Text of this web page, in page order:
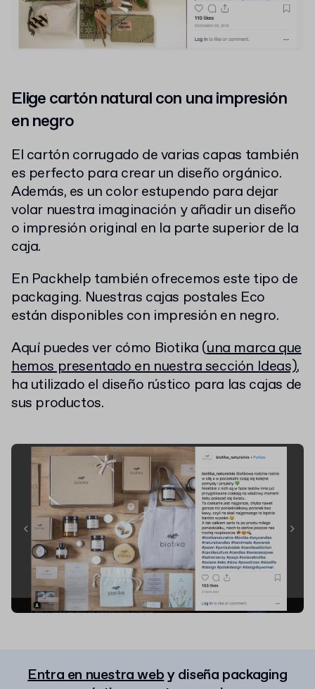
Elige cartón natural con una impresión
en negro
El cartón corrugado de varias capas también
es perfecto para crear un diseño orgánico.
Además, es un color estupendo para dejar
volar nuestra imaginación y añadir un diseño
o impresión original en la parte superior de la
caja.
En Packhelp también ofrecemos este tipo de
packaging. Nuestras cajas postales Eco
están disponibles con impresión en negro.
Aquí puedes ver cómo Biotika (una marca que
hemos presentado en nuestra sección Ideas),
ha utilizado el diseño rústico para las cajas de
sus productos.
Entra en nuestra weby diseña packaging